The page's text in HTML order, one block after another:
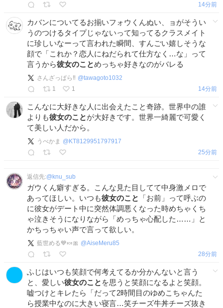
14分前
カバンについてるお揃いフォウくんぬい、ョがそうい
うのつけるタイプじゃないって知ってるクラスメイト
に珍しいなーって言われた瞬間、すんごい嬉しそうな
顔で「これか？恋人にねだられて仕方なく…な」って
言うから彼女のことめっちゃ好きなのがバレる
さんざっぱら‼️ @tawagoto1032
1
1 14分前
こんなに大好きな人に出会えたこと奇跡。世界中の誰
よりも彼女のことが大好きです。世界一綺麗で可愛く
て美しい人だから。
うべかま @ KT8129951797917
25分前
返信先:@ knu_sub
ガウくん癖すぎる。こんな見た目してて中身激メロで
あってほしい。いつも彼女のこと
「お前」って呼ぶの
に彼女がデート中に突然体調悪くなった時めちゃくち
ゃ泣きそうになりながら「めっちゃ心配した……」と
かちっちゃい声で言って欲しい。
藍世める💙🍬🎀 @AiseMeru85
28分前
ふじはいつも笑顔で何考えてるか分かんないと言う
と、愛しい彼女のこと を思うと笑顔になるよと笑顔。
嘘つけとキレたら「だって2時間目のゆめこちゃんた
ら授業中なのに大きい寝言…笑チーズ牛丼チーズ抜き